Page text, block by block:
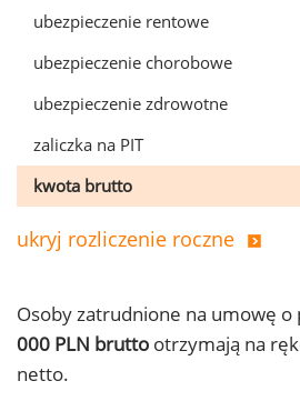
ubezpieczenie rentowe
ubezpieczenie chorobowe
ubezpieczenie zdrowotne
zaliczka na PIT
kwota brutto
ukryj rozliczenie roczne
Osoby zatrudnione na umowę o
000 PLN brutto otrzymają na
netto.